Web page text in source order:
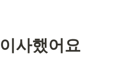
사했어요